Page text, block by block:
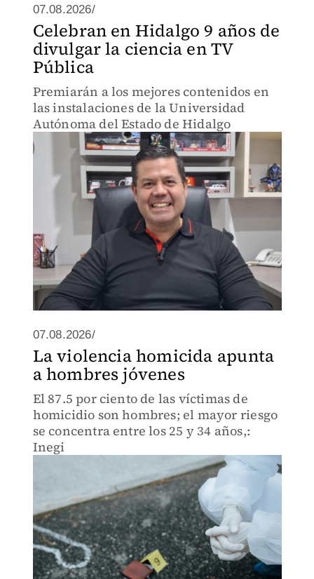
07.08.2026/
Celebran en Hidalgo 9 años de
divulgar la ciencia en TV
Pública
Premiarán a los mejores contenidos en
las instalaciones de la Universidad
Autónoma del Estado de Hidalgo
07.08.2026/
La violencia homicida apunta
a hombres jóvenes
El 87.5 por ciento de las víctimas de
homicidio son hombres; el mayor riesgo
se concentra entre los 25 y 34 años,:
Inegi